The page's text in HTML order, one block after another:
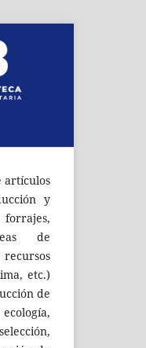
y
de
etc.)
de